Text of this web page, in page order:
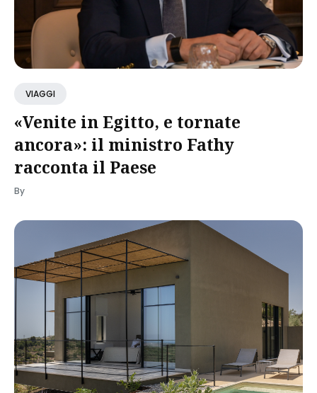
VIAGGI
«Venite in Egitto, e tornate
ancora»: il ministro Fathy
racconta il Paese
By